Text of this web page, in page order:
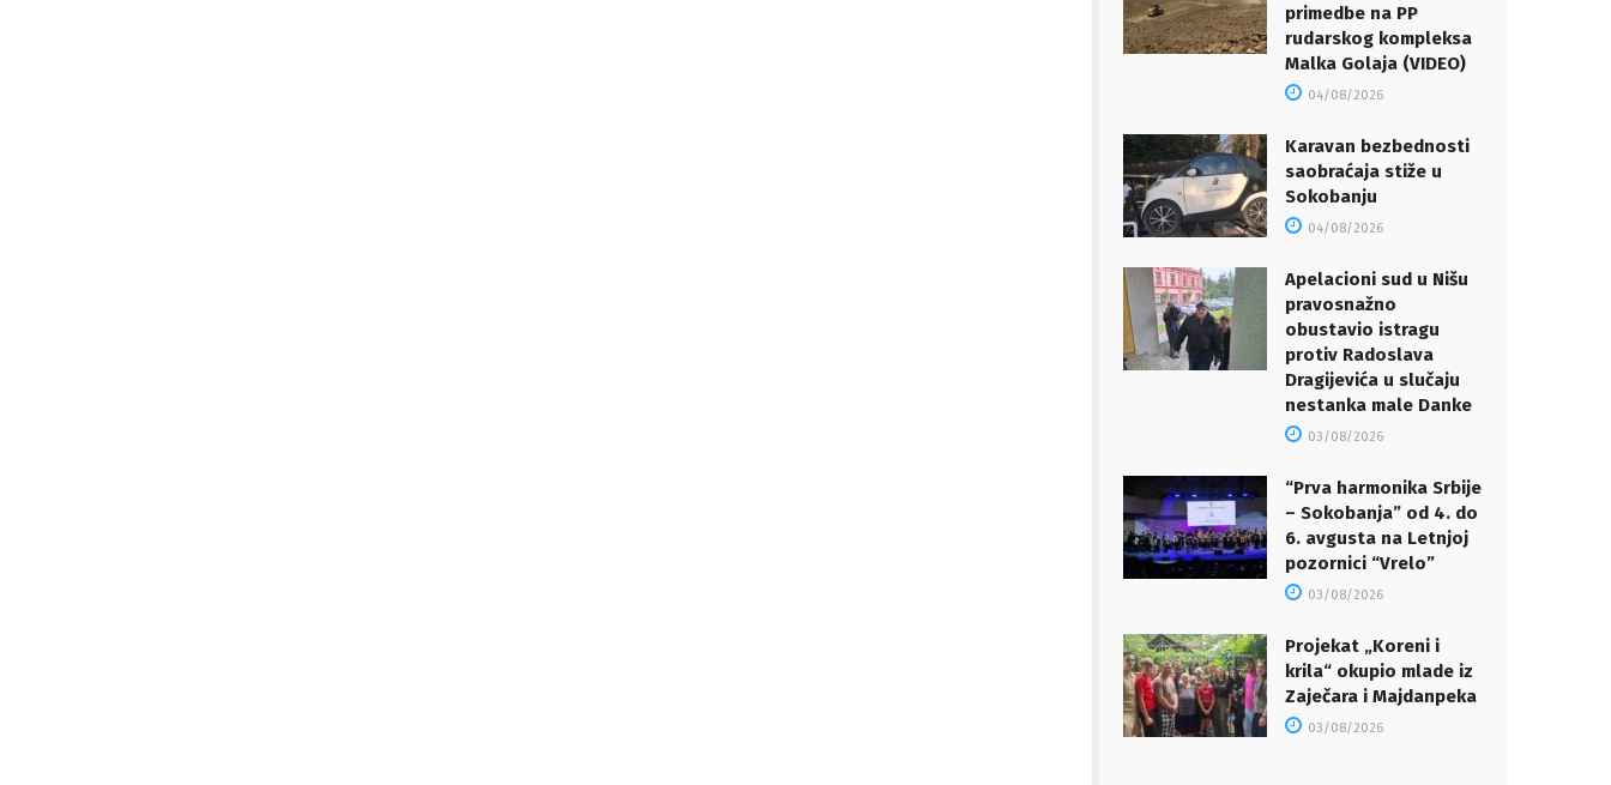
primedbe na PP
rudarskog kompleksa
Malka Golaja (VIDEO)
04/08/2026
Karavan bezbednosti
saobraćaja stiže u
Sokobanju
04/08/2026
Apelacioni sud u Nišu
pravosnažno
obustavio istragu
protiv Radoslava
Dragijevića u slučaju
nestanka male Danke
03/08/2026
“Prva harmonika Srbije
– Sokobanja” od 4. do
6. avgusta na Letnjoj
pozornici “Vrelo”
03/08/2026
Projekat „Koreni i
krila“ okupio mlade iz
Zaječara i Majdanpeka
03/08/2026